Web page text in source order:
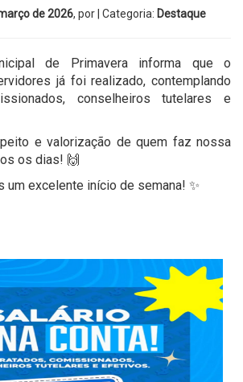
de 2026, por | Categoria: Destaque
de Primavera informa que o
já foi realizado, contemplando
conselheiros tutelares e
e valorização de quem faz nossa
os dias! 🙌
um excelente início de semana! ✨